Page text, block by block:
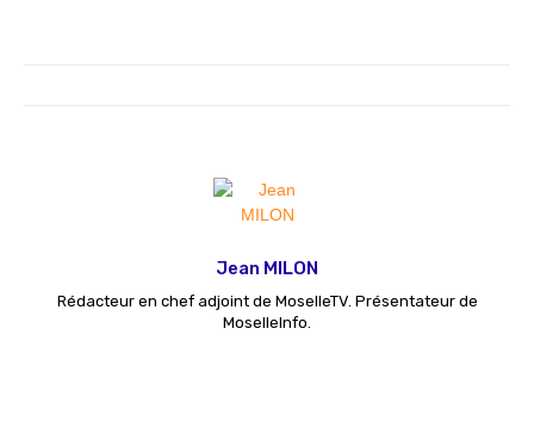
Jean MILON
Rédacteur en chef adjoint de MoselleTV. Présentateur de
MoselleInfo.